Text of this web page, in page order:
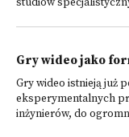
studiów
Gry wideo jako
Gry wideo istnieją już
eksperymentalnych
inżynierów, do